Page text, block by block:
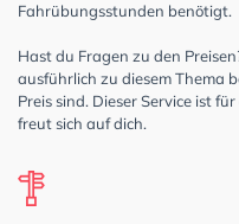
Fahrübungsstunden benötigt.
Hast du Fragen zu den
ausführlich zu diesem Thema
Preis sind. Dieser Service ist
freut sich auf dich.